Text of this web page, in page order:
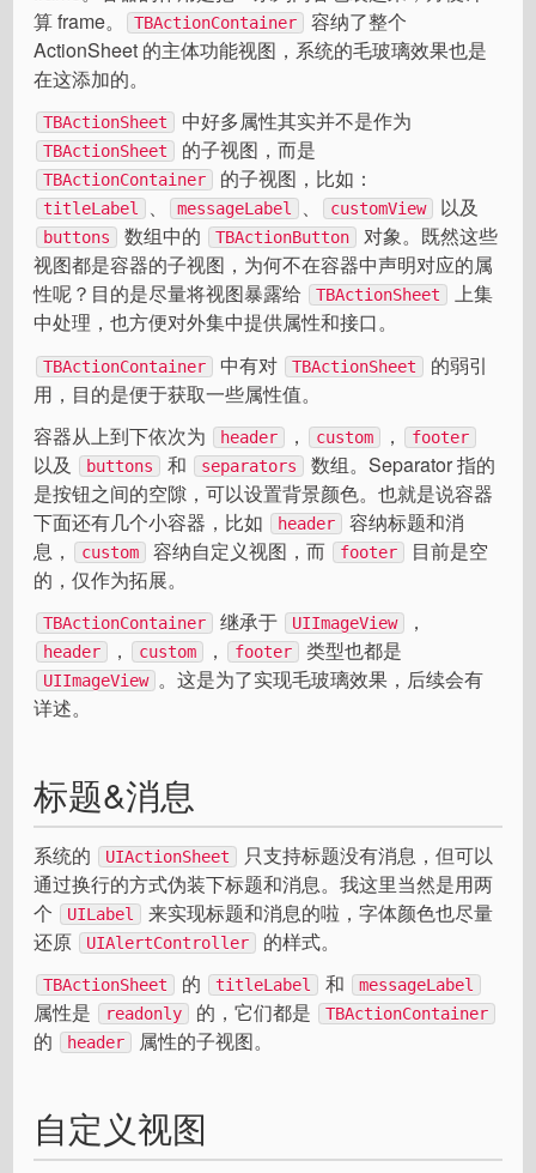
算 frame。
TBActionContainer
容纳了整个
ActionSheet 的主体功能视图，系统的毛玻璃效果也是
在这添加的。
TBActionSheet 中好多属性其实并不是作为
TBActionSheet 的子视图，而是
TBActionContainer 的子视图，比如：
titleLabel 、 messageLabel 、 customView 以及
buttons 数组中的 TBActionButton
对象。既然这些
视图都是容器的子视图，为何不在容器中声明对应的属
性呢？目的是尽量将视图暴露给
TBActionSheet
上集
中处理，也方便对外集中提供属性和接口。
TBActionContainer 中有对 TBActionSheet
的弱引
用，目的是便于获取一些属性值。
容器从上到下依次为
header ， custom ， footer
以及 buttons 和 separators
数组。Separator 指的
是按钮之间的空隙，可以设置背景颜色。也就是说容器
下面还有几个小容器，比如
header
容纳标题和消
息，
custom 容纳自定义视图，而 footer
目前是空
的，仅作为拓展。
TBActionContainer 继承于 UIImageView ，
header ， custom ， footer 类型也都是
UIImageView 。这是为了实现毛玻璃效果，后续会有
详述。
标题&消息
系统的 UIActionSheet
只支持标题没有消息，但可以
通过换行的方式伪装下标题和消息。我这里当然是用两
个
UILabel
来实现标题和消息的啦，字体颜色也尽量
还原
UIAlertController 的样式。
TBActionSheet 的 titleLabel 和 messageLabel
属性是 readonly 的，它们都是 TBActionContainer
的 header 属性的子视图。
自定义视图